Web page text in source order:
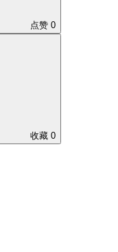
点赞 0
收藏 0